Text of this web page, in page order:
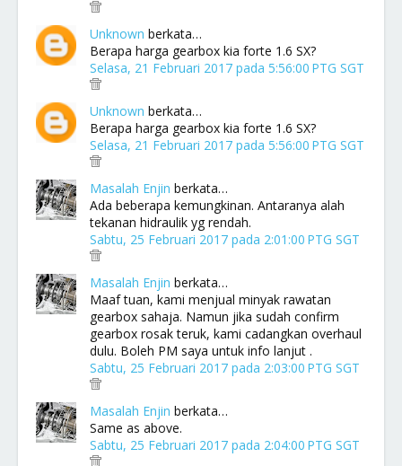
Unknown berkata…
Berapa harga gearbox kia forte 1.6 SX?
Selasa, 21 Februari 2017 pada 5:56:00 PTG SGT
Unknown berkata…
Berapa harga gearbox kia forte 1.6 SX?
Selasa, 21 Februari 2017 pada 5:56:00 PTG SGT
Masalah Enjin berkata…
Ada beberapa kemungkinan. Antaranya alah
tekanan hidraulik yg rendah.
Sabtu, 25 Februari 2017 pada 2:01:00 PTG SGT
Masalah Enjin berkata…
Maaf tuan, kami menjual minyak rawatan
gearbox sahaja. Namun jika sudah confirm
gearbox rosak teruk, kami cadangkan overhaul
dulu. Boleh PM saya untuk info lanjut .
Sabtu, 25 Februari 2017 pada 2:03:00 PTG SGT
Masalah Enjin berkata…
Same as above.
Sabtu, 25 Februari 2017 pada 2:04:00 PTG SGT